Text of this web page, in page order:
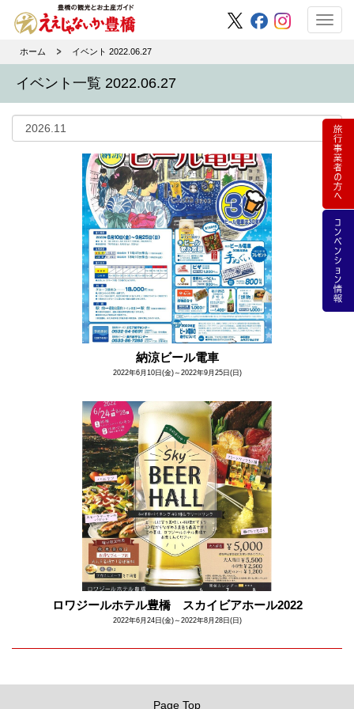
ホーム イベント 2022.06.27
イベント一覧 2022.06.27
納涼ビール電車
2022年6月10日(金)～2022年9月25日(日)
ロワジールホテル豊橋 スカイビアホール2022
2022年6月24日(金)～2022年8月28日(日)
Page Top